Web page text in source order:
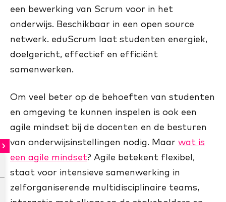
een bewerking van Scrum voor in het
onderwijs. Beschikbaar in een open source
netwerk. eduScrum laat studenten energiek,
doelgericht, effectief en efficiënt
samenwerken.
Om veel beter op de behoeften van studenten
en omgeving te kunnen inspelen is ook een
agile mindset bij de docenten en de besturen
van onderwijsinstellingen nodig. Maar wat is
een agile mindset? Agile betekent flexibel,
staat voor intensieve samenwerking in
zelforganiserende multidisciplinaire teams,